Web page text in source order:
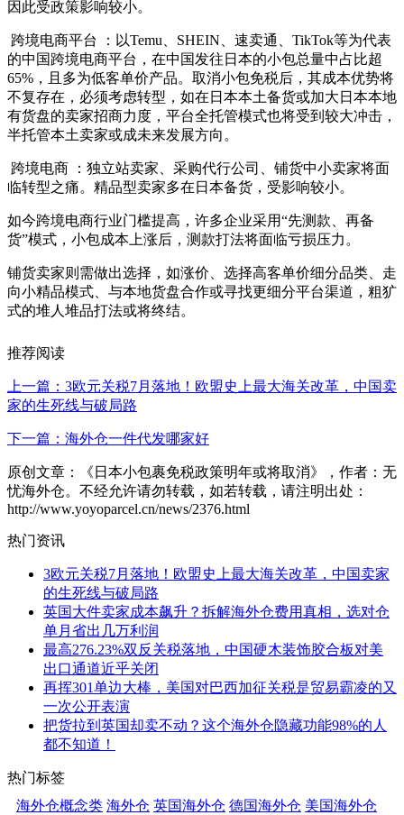
因此受政策影响较小。
跨境电商平台 ：以Temu、SHEIN、速卖通、TikTok等为代表
的中国跨境电商平台，在中国发往日本的小包总量中占比超
65%，且多为低客单价产品。取消小包免税后，其成本优势将
不复存在，必须考虑转型，如在日本本土备货或加大日本本地
有货盘的卖家招商力度，平台全托管模式也将受到较大冲击，
半托管本土卖家或成未来发展方向。
跨境电商 ：独立站卖家、采购代行公司、铺货中小卖家将面
临转型之痛。精品型卖家多在日本备货，受影响较小。
如今跨境电商行业门槛提高，许多企业采用“先测款、再备
货”模式，小包成本上涨后，测款打法将面临亏损压力。
铺货卖家则需做出选择，如涨价、选择高客单价细分品类、走
向小精品模式、与本地货盘合作或寻找更细分平台渠道，粗犷
式的堆人堆品打法或将终结。
推荐阅读
上一篇：3欧元关税7月落地！欧盟史上最大海关改革，中国卖
家的生死线与破局路
下一篇：海外仓一件代发哪家好
原创文章：《日本小包裹免税政策明年或将取消》，作者：无
忧海外仓。不经允许请勿转载，如若转载，请注明出处：
http://www.yoyoparcel.cn/news/2376.html
热门资讯
3欧元关税7月落地！欧盟史上最大海关改革，中国卖家
的生死线与破局路
英国大件卖家成本飙升？拆解海外仓费用真相，选对仓
单月省出几万利润
最高276.23%双反关税落地，中国硬木装饰胶合板对美
出口通道近乎关闭
再挥301单边大棒，美国对巴西加征关税是贸易霸凌的又
一次公开表演
把货拉到英国却卖不动？这个海外仓隐藏功能98%的人
都不知道！
热门标签
海外仓概念类 海外仓 英国海外仓 德国海外仓 美国海外仓